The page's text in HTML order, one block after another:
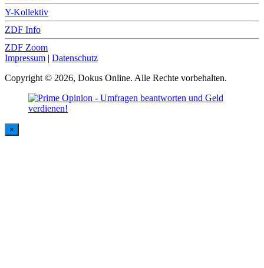
Y-Kollektiv
ZDF Info
ZDF Zoom
Impressum | Datenschutz
Copyright © 2026, Dokus Online. Alle Rechte vorbehalten.
×